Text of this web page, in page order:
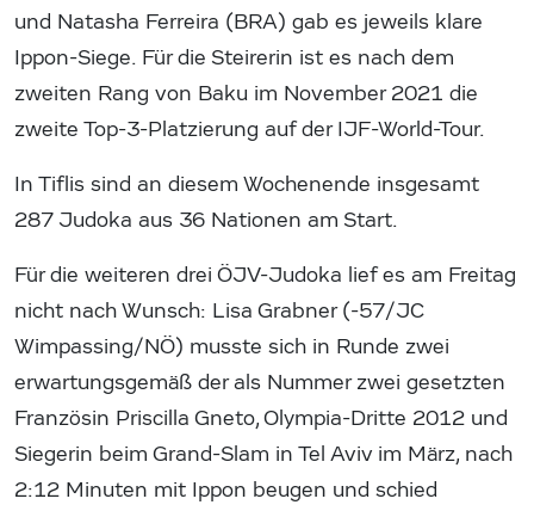
und Natasha Ferreira (BRA) gab es jeweils klare
Ippon-Siege. Für die Steirerin ist es nach dem
zweiten Rang von Baku im November 2021 die
zweite Top-3-Platzierung auf der IJF-World-Tour.
In Tiflis sind an diesem Wochenende insgesamt
287 Judoka aus 36 Nationen am Start.
Für die weiteren drei ÖJV-Judoka lief es am Freitag
nicht nach Wunsch: Lisa Grabner (-57/JC
Wimpassing/NÖ) musste sich in Runde zwei
erwartungsgemäß der als Nummer zwei gesetzten
Französin Priscilla Gneto, Olympia-Dritte 2012 und
Siegerin beim Grand-Slam in Tel Aviv im März, nach
2:12 Minuten mit Ippon beugen und schied